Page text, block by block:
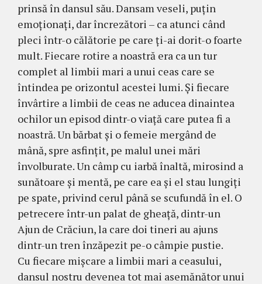
prinsă în dansul său. Dansam veseli, puţin
emoţionaţi, dar încrezători – ca atunci când
pleci într-o călătorie pe care ţi-ai dorit-o foarte
mult. Fiecare rotire a noastră era ca un tur
complet al limbii mari a unui ceas care se
întindea pe orizontul acestei lumi. Şi fie­care
învârtire a limbii de ceas ne aducea dinaintea
ochi­lor un episod dintr-o viaţă care putea fi a
noastră. Un bărbat şi o fe­meie mer­gând de
mână, spre asfinţit, pe malul unei mări
învolburate. Un câmp cu iarbă înal­tă, mirosind a
su­nă­toare şi mentă, pe care ea şi el stau lun­giţi
pe spa­te, privind cerul până se scufundă în el. O
petrecere în­tr-un palat de gheaţă, dintr-un
Ajun de Cră­ciun, la care doi tineri au ajuns
dintr-un tren înză­pezit pe-o câmpie pustie.
Cu fiecare mişcare a limbii mari a ceasului,
dansul nos­tru devenea tot mai asemănător unui